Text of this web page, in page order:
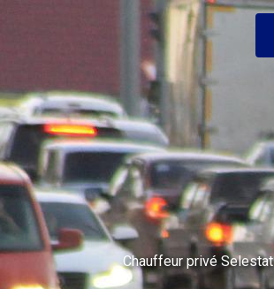
Chauffeur privé Selestat
Panneau de gestion des cookies